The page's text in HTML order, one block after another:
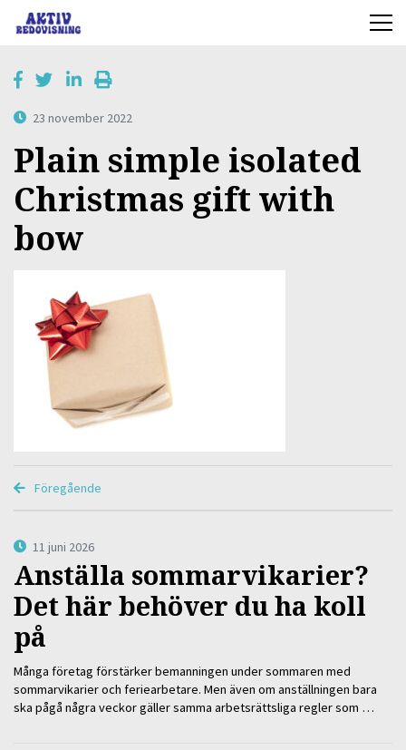
23 november 2022
Plain simple isolated
Christmas gift with
bow
Föregående
11 juni 2026
Anställa sommarvikarier?
Det här behöver du ha koll
på
Många företag förstärker bemanningen under sommaren med
sommarvikarier och feriearbetare. Men även om anställningen bara
ska pågå några veckor gäller samma arbetsrättsliga regler som …